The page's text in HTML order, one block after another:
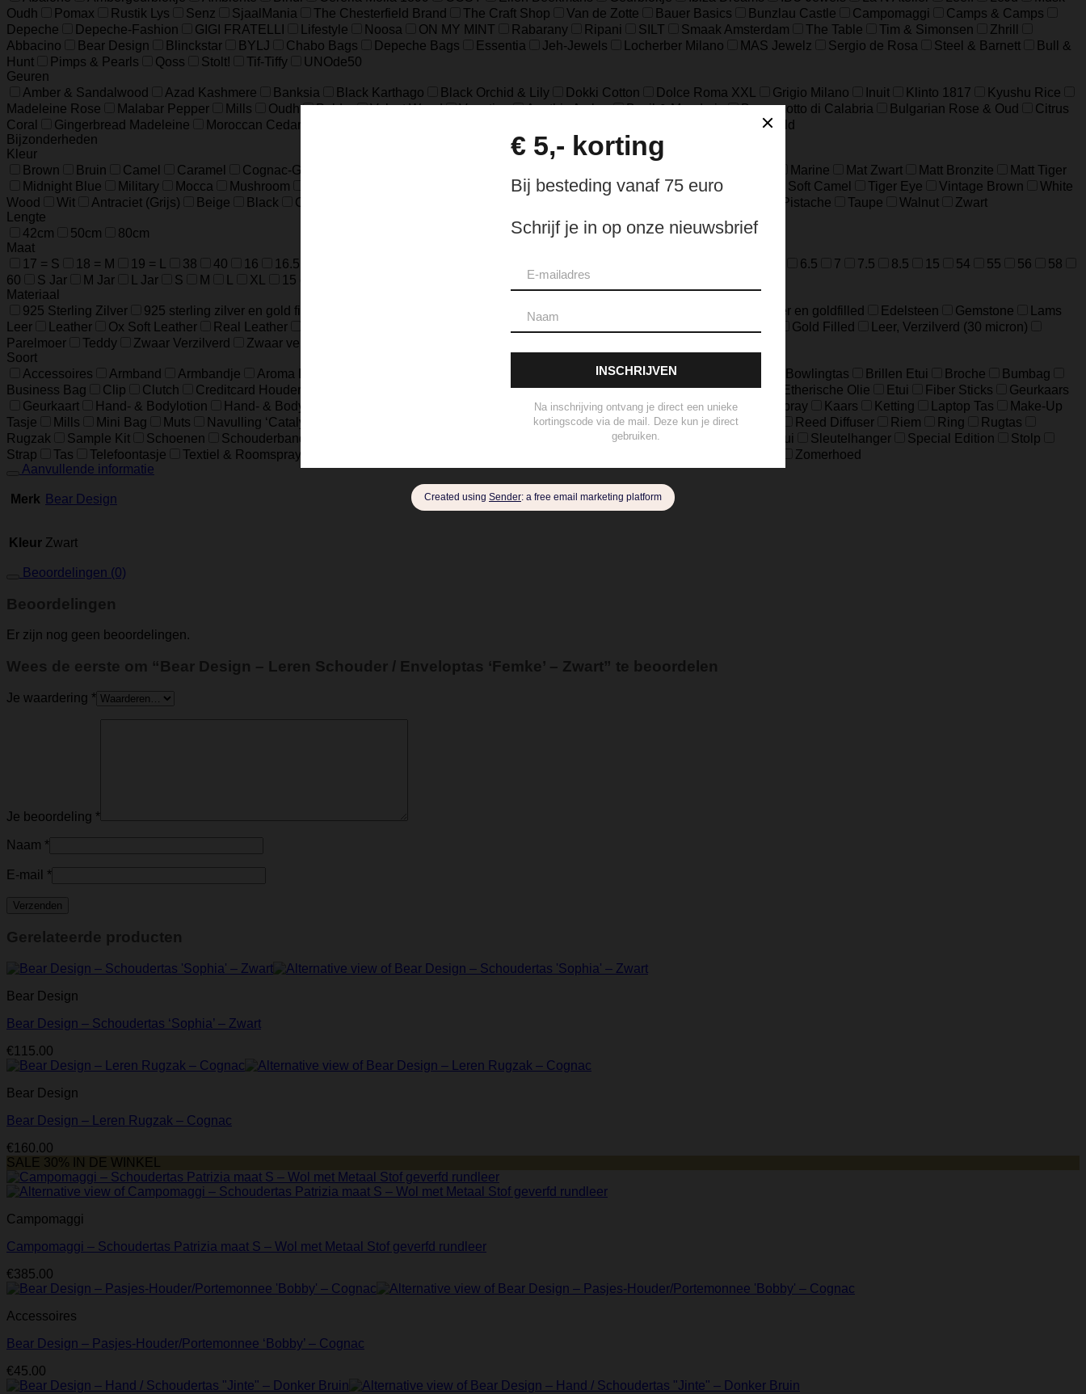
Oudh
Pomax Rustik Lys Senz SjaalMania The Chesterfield Brand The Craft Shop Van de Zotte Bauer Basics Bunzlau Castle Campomaggi
Camps & Camps
Depeche
Depeche-Fashion GIGI FRATELLI Lifestyle Noosa ON MY MINT Rabarany Ripani SILT Smaak Amsterdam The Table Tim & Simonsen
Zhrill
Abbacino
Bear Design Blinckstar BYLJ Chabo Bags Depeche Bags Essentia Jeh-Jewels Locherber Milano MAS Jewelz Sergio de Rosa Steel & Barnett
Bull &
Hunt
Pimps & Pearls Qoss Stolt! Tif-Tiffy
UNOde50
Geuren
Amber & Sandalwood
Azad Kashmere Banksia Black Karthago Black Orchid & Lily Dokki Cotton Dolce Roma XXL Grigio Milano Inuit Klinto 1817
Kyushu Rice
Madeleine Rose
Malabar Pepper Mills Oudh Polder Velvet Wood Venetiae Agathis Amber Basil & Mandarin Bergamotto di Calabria Bulgarian Rose & Oud
Citrus
Coral
Gingerbread Madeleine Moroccan Cedar
Wild
Bijzonderheden
Kleur
Brown
Bruin Camel Caramel Cognac-Groen-Rood Marine Mat Zwart Matt Bronzite
Matt Tiger
Midnight Blue
Military Mocca Mushroom Pomgranaat Rood Red Rood Rood bloem Jaspis Soft Camel Tiger Eye Vintage Brown
White
Wood
Wit Antraciet (Grijs) Beige Black Champagne Pistache Taupe Walnut
Zwart
Lengte
42cm
50cm
80cm
Maat
17 = S
18 = M 19 = L 38 40 16 16.5 6.5 7 7.5 8.5 15 54 55 56
58
60
S Jar M Jar L Jar S M XL
15 cm / 5.9 inch
Materiaal
925 Sterling Zilver
925 sterling zilver en gold filled 925 sterling Zilver geoxideerd, Goldfilled 925 sterling zilver, geoxideerd zilver en goldfilled Edelsteen Gemstone
Lams
Leer
Leather Ox Soft Leather Real Leather Gold Filled
Leer, Verzilverd (30 micron)
Parelmoer
Teddy Zwaar Verzilverd
Zwaar verzilverd (15 micron)
Soort
Accessoires
Armband Armbandje Aroma Diffuser Beanie Bedel Bowlingtas Brillen Etui Broche
Bumbag
Business Bag
Clip Clutch Creditcard Houder Eau de Parfum Enkelbandje Enveloptas Etherische Olie Etui Fiber Sticks
Geurkaars
Geurkaart
Hand- & Bodylotion Hand- & Bodywash Hanger Heuptas Hoed Hoedje Home-Spray Kaars Ketting Laptop Tas
Make-Up
Tasje
Mills Mini Bag Muts Navulling ‘Catalytic’ Geurbrander Navulling Reed Diffuser Oorbel Portemonnee Pouch Bag Reed Diffuser Riem Ring
Rugtas
Rugzak
Sample Kit Schoenen Schouderband Shopper Sleuteletui Sleutelhanger Special Edition
Stolp
Strap
Tas Telefoontasje Textiel & Roomspray
Zomerhoed
Aanvullende informatie
Merk Bear Design
Kleur Zwart
Beoordelingen (0)
Beoordelingen
Er zijn nog geen beoordelingen.
Wees de eerste om “Bear Design – Leren Schouder / Enveloptas ‘Femke’ – Zwart” te beoordelen
Je waardering *
Je beoordeling *
Naam *
E-mail *
Gerelateerde producten
Bear Design
Bear Design – Schoudertas ‘Sophia’ – Zwart
€115.00
Bear Design
Bear Design – Leren Rugzak – Cognac
€160.00
SALE 30% IN DE WINKEL
Campomaggi
Campomaggi – Schoudertas Patrizia maat S – Wol met Metaal Stof geverfd rundleer
€385.00
Accessoires
Bear Design – Pasjes-Houder/Portemonnee ‘Bobby’ – Cognac
€45.00